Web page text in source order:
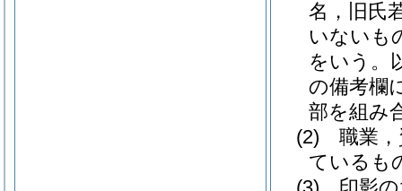
名，旧氏
いないも
をいう。
の備考欄
部を組み
(2)
職業
ているも